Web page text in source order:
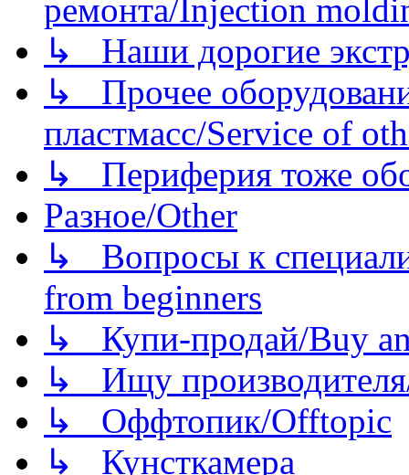
ремонта/Injection
↳ Наши дорогие
↳ Прочее
пластмасс/Service of
↳ Периферия тоже
Разное/Other
↳ Вопросы к
from beginners
↳ Купи-продай/Buy
↳ Ищу
↳ Оффтопик/Offtopic
↳ Кунсткамера